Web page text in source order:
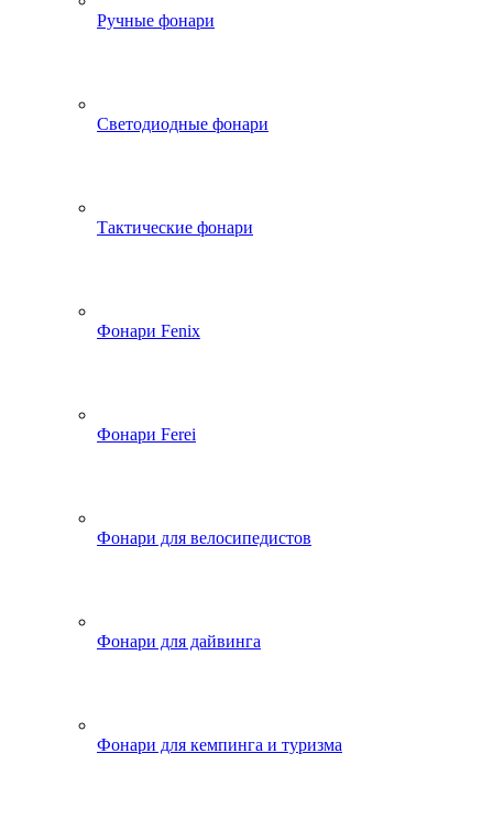
Ручные фонари
Светодиодные фонари
Тактические фонари
Фонари Fenix
Фонари Ferei
Фонари для велосипедистов
Фонари для дайвинга
Фонари для кемпинга и туризма